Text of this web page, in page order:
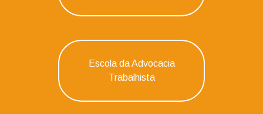
Escola da Advocacia
Trabalhista